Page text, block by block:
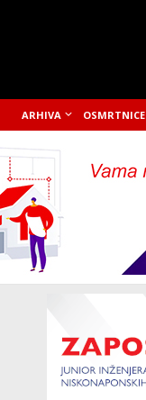
ARHIVA OSMRTNICE